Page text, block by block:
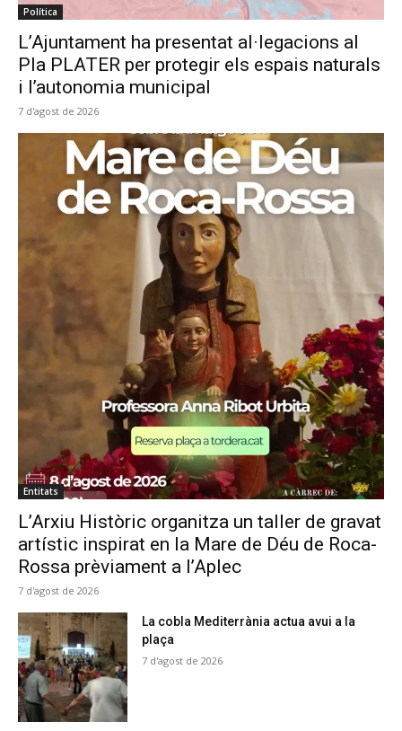
Política
L’Ajuntament ha presentat al·legacions al
Pla PLATER per protegir els espais naturals
i l’autonomia municipal
7 d'agost de 2026
Entitats
L’Arxiu Històric organitza un taller de gravat
artístic inspirat en la Mare de Déu de Roca-
Rossa prèviament a l’Aplec
7 d'agost de 2026
La cobla Mediterrània actua avui a la
plaça
7 d'agost de 2026